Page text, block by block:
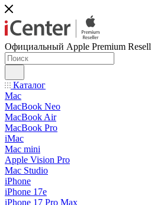
Официальный Apple Premium
Каталог
Mac
MacBook Neo
MacBook Air
MacBook Pro
iMac
Mac mini
Apple Vision Pro
Mac Studio
iPhone
iPhone 17e
iPhone 17 Pro Max